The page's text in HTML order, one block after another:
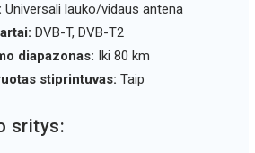
Universali lauko/vidaus antena
DVB-T, DVB-T2
diapazonas: Iki 80 km
stiprintuvas: Taip
sritys: